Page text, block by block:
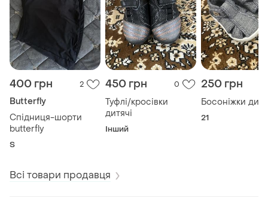
400 грн 2
Butterfly
Спідниця-шорти
butterfly
S
450 грн 0
Туфлі/кросівки
дитячі
Інший
250 грн
Босоніжки
21
Всі товари продавця